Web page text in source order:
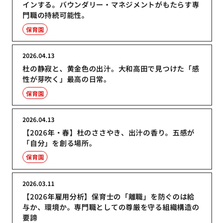
インする。バウンダリー・マネジメントがもたらす専
門職の持続可能性。
保育園
杜の静寂と、黄金色の出汁。大和高田で見つけた「感
性が芽吹く」最高の日常。
2026.04.13
保育園
【2026年・春】杜のささやき、出汁の香り。五感が
「自分」を創る場所。
2026.04.13
保育園
【2026年雇用分析】保育士の「離職」を防ぐのは給
与か、環境か。専門職としての尊厳を守る組織構造の
要諦
2026.03.11